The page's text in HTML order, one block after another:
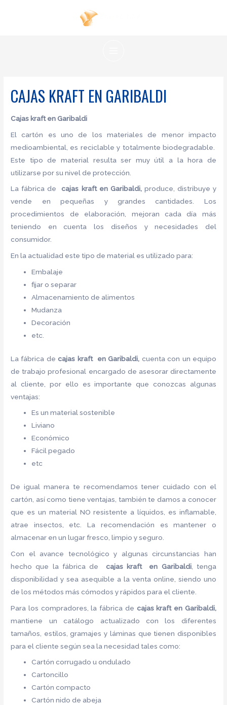
CAJAS KRAFT EN GARIBALDI
Cajas kraft en Garibaldi
El cartón es uno de los materiales de menor impacto
medioambiental, es reciclable y totalmente biodegradable.
Este tipo de material resulta ser muy útil a la hora de
utilizarse por su nivel de protección.
La fábrica decajas kraft en Garibaldi,produce, distribuye y
vende en pequeñas y grandes cantidades. Los
procedimientos de elaboración, mejoran cada día más
teniendo en cuenta los diseños y necesidades del
consumidor.
En la actualidad este tipo de material es utilizado para:
Embalaje
fijar o separar
Almacenamiento de alimentos
Mudanza
Decoración
etc.
La fábrica decajas kraft en Garibaldi, cuenta con un equipo
de trabajo profesional encargado de asesorar directamente
al cliente, por ello es importante que conozcas algunas
ventajas:
Es un material sostenible
Liviano
Económico
Fácil pegado
etc
De igual manera te recomendamos tener cuidado con el
cartón, así como tiene ventajas, también te damos a conocer
que es un material NO resistente a líquidos, es inflamable,
atrae insectos, etc. La recomendación es mantener o
almacenar en un lugar fresco, limpio y seguro.
Con el avance tecnológico y algunas circunstancias han
hecho que la fábrica de cajas kraft en Garibaldi, tenga
disponibilidad y sea asequible a la venta online, siendo uno
de los métodos más cómodos y rápidos para el cliente.
Para los compradores, la fábrica de cajas kraft en Garibaldi,
mantiene un catálogo actualizado con los diferentes
tamaños, estilos, gramajes y láminas que tienen disponibles
para el cliente según sea la necesidad tales como:
Cartón corrugado u ondulado
Cartoncillo
Cartón compacto
Cartón nido de abeja